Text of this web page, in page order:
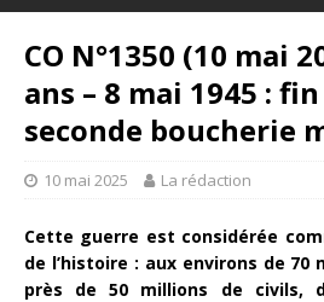
CO N°1350 (10 mai
ans – 8 mai 1945 :
seconde boucherie
10 mai 2025 La rédaction
Cette guerre est considérée
de l’histoire : aux environs de
près de 50 millions de civils,